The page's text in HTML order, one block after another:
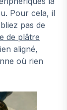
Pour cela, il
pas de
de plâtre
aligné,
où rien